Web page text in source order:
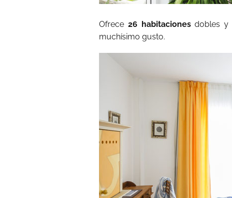
Ofrece 26 habitacionesdobles y
muchísimo gusto.